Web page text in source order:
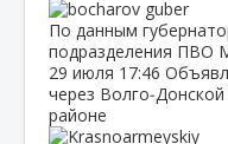
По данным
подразделения ПВО
29 июля 17:46
через
районе